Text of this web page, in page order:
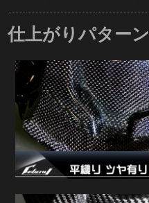
仕上がりパターン